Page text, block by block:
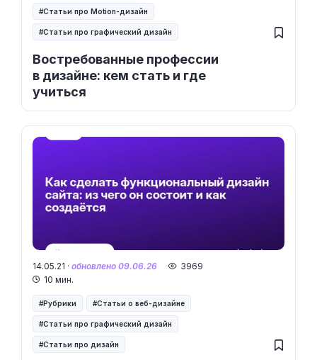
Востребованные профессии
в дизайне: кем стать и где
учиться
Статьи про Motion-дизайн
Статьи про графический дизайн
14.05.21 · обновлено 09.06.26
3969
10 мин.
Рубрики Статьи о веб-дизайне
Статьи про графический дизайн
Статьи про дизайн